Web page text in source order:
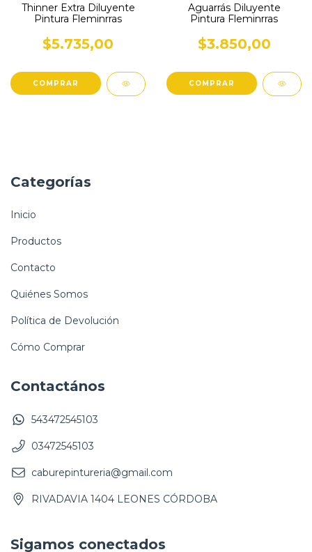
Thinner Extra Diluyente
Pintura Fleminrras
$5.735,00
COMPRAR
Aguarrás Diluyente
Pintura Fleminrras
$3.850,00
COMPRAR
Categorías
Inicio
Productos
Contacto
Quiénes Somos
Política de Devolución
Cómo Comprar
Contactános
543472545103
03472545103
caburepintureria@gmail.com
RIVADAVIA 1404 LEONES CÓRDOBA
Sigamos conectados